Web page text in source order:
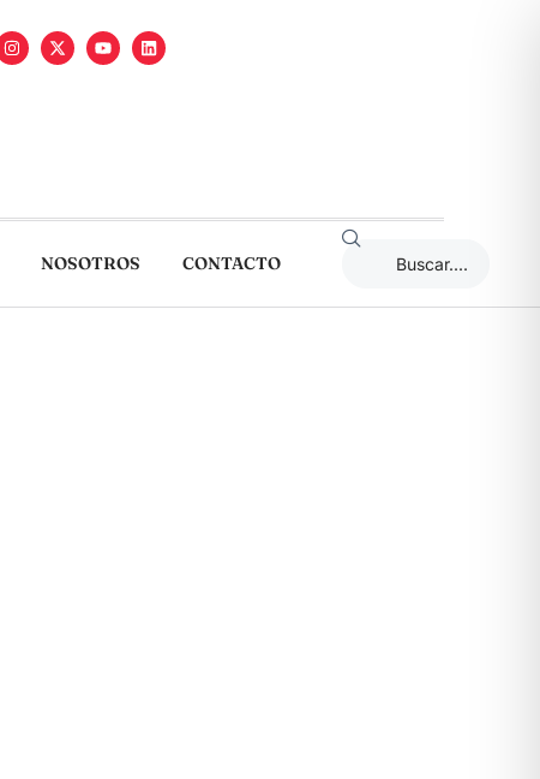
NOSOTROS CONTACTO